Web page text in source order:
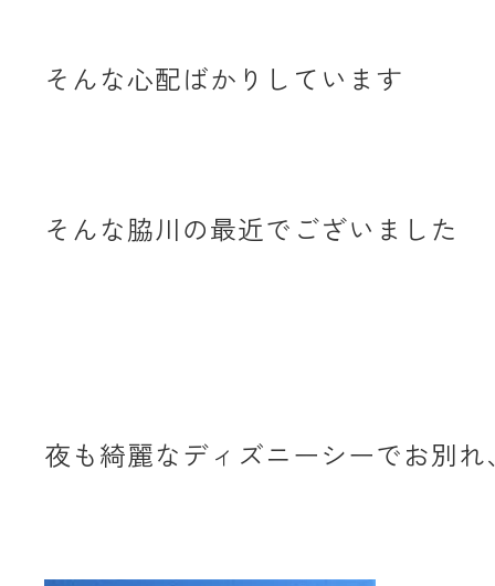
そんな心配ばかりしています
そんな脇川の最近でございました
夜も綺麗なディズニーシーでお別れ